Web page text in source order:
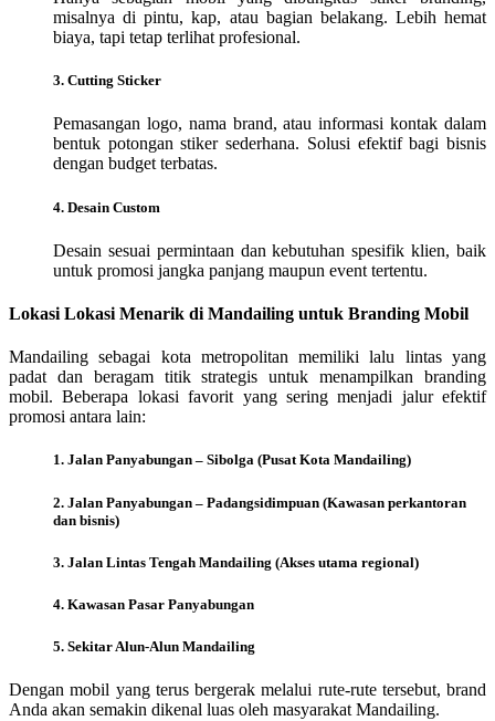
misalnya di pintu, kap, atau bagian belakang. Lebih hemat
biaya, tapi tetap terlihat profesional.
3. Cutting Sticker
Pemasangan logo, nama brand, atau informasi kontak dalam
bentuk potongan stiker sederhana. Solusi efektif bagi bisnis
dengan budget terbatas.
4. Desain Custom
Desain sesuai permintaan dan kebutuhan spesifik klien, baik
untuk promosi jangka panjang maupun event tertentu.
Lokasi Lokasi Menarik di Mandailing untuk Branding Mobil
Mandailing sebagai kota metropolitan memiliki lalu lintas yang
padat dan beragam titik strategis untuk menampilkan branding
mobil. Beberapa lokasi favorit yang sering menjadi jalur efektif
promosi antara lain:
1. Jalan Panyabungan – Sibolga (Pusat Kota Mandailing)
2. Jalan Panyabungan – Padangsidimpuan (Kawasan perkantoran
dan bisnis)
3. Jalan Lintas Tengah Mandailing (Akses utama regional)
4. Kawasan Pasar Panyabungan
5. Sekitar Alun-Alun Mandailing
Dengan mobil yang terus bergerak melalui rute-rute tersebut, brand
Anda akan semakin dikenal luas oleh masyarakat Mandailing.